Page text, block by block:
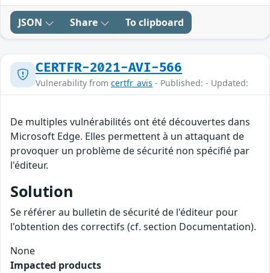
JSON Share To clipboard
CERTFR-2021-AVI-566
Vulnerability from certfr_avis - Published: - Updated:
De multiples vulnérabilités ont été découvertes dans
Microsoft Edge. Elles permettent à un attaquant de
provoquer un problème de sécurité non spécifié par
l'éditeur.
Solution
Se référer au bulletin de sécurité de l'éditeur pour
l'obtention des correctifs (cf. section Documentation).
None
Impacted products